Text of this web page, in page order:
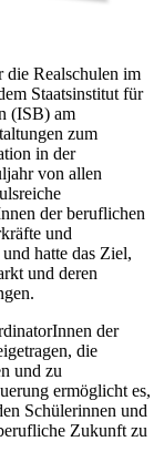
die Realschulen im
Staatsinstitut für
(ISB) am
zum
in der
von allen
der beruflichen
und
hatte das Ziel,
und deren
der
die
und zu
ermöglicht es,
Schülerinnen und
Zukunft zu